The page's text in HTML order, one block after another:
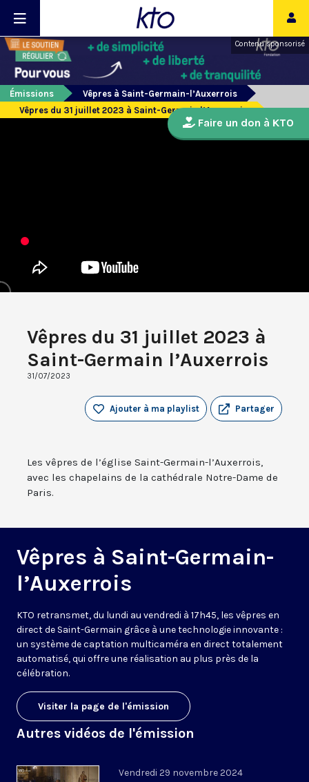
Contenu sponsorisé
Émissions
Vêpres à Saint-Germain-l’Auxerrois
Vêpres du 31 juillet 2023 à Saint-Germain l’Auxerrois
Vêpres du 31 juillet 2023 à
Saint-Germain l’Auxerrois
31/07/2023
Partager
Ajouter à ma playlist
Les vêpres de l’église Saint-Germain-l’Auxerrois,
avec les chapelains de la cathédrale Notre-Dame de
Paris.
Vêpres à Saint-Germain-
l’Auxerrois
KTO retransmet, du lundi au vendredi à 17h45, les vêpres en
direct de Saint-Germain grâce à une technologie innovante :
un système de captation multicaméra en direct totalement
automatisé, qui offre une réalisation au plus près de la
célébration.
Visiter la page de l'émission
Autres vidéos de l'émission
Vendredi 29 novembre 2024
Faire un don à KTO